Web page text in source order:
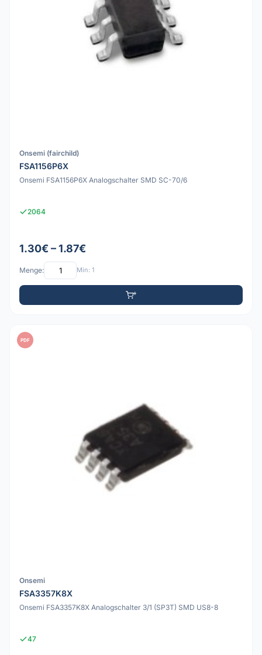
Onsemi (fairchild)
FSA1156P6X
Onsemi FSA1156P6X Analogschalter SMD SC-70/6
2064
1.30€ – 1.87€
Menge: Min: 1
PDF
Onsemi
FSA3357K8X
Onsemi FSA3357K8X Analogschalter 3/1 (SP3T) SMD US8-8
47